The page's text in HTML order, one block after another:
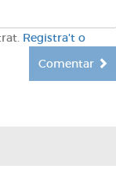
Registra't o
Comentar